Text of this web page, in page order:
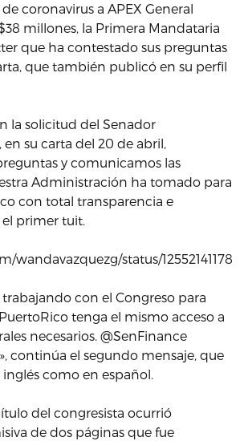
coronavirus a APEX General
millones, la Primera Mandataria
que ha contestado sus preguntas
que también publicó en su perfil
la solicitud del Senador
en su carta del 20 de abril,
y comunicamos las
Administración ha tomado para
con total transparencia e
primer tuit.
wandavazquezg/status/
con el Congreso para
tenga el mismo acceso a
necesarios. @SenFinance
continúa el segundo mensaje, que
como en español.
del congresista ocurrió
de dos páginas que fue